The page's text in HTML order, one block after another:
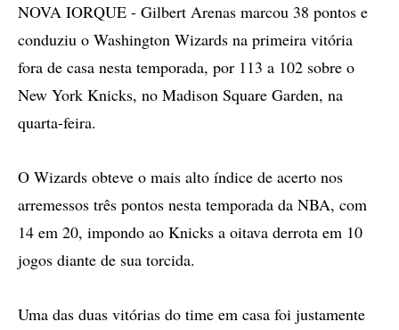
NOVA IORQUE - Gilbert Arenas marcou 38 pontos e
conduziu o Washington Wizards na primeira vitória
fora de casa nesta temporada, por 113 a 102 sobre o
New York Knicks, no Madison Square Garden, na
quarta-feira.
O Wizards obteve o mais alto índice de acerto nos
arremessos três pontos nesta temporada da NBA, com
14 em 20, impondo ao Knicks a oitava derrota em 10
jogos diante de sua torcida.
Uma das duas vitórias do time em casa foi justamente